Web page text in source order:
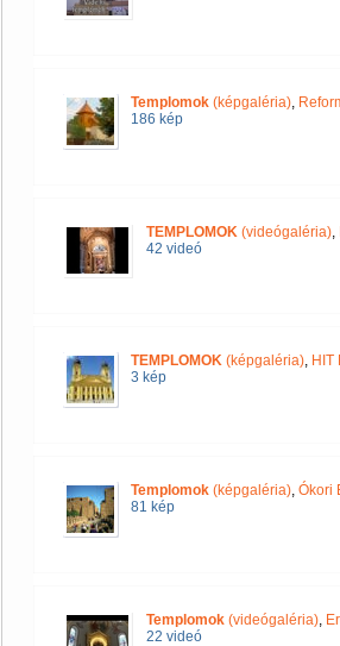
Templomok (képgaléria),
186 kép
TEMPLOMOK (videógaléria),
42 videó
TEMPLOMOK (képgaléria), HIT
3 kép
Templomok (képgaléria), Ókori
81 kép
Templomok (videógaléria),
22 videó